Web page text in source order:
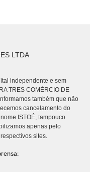
LTDA
independente e sem
TRES COMÉRCIO DE
também que não
cancelamento do
ISTOÉ, tampouco
apenas pelo
respectivos sites.